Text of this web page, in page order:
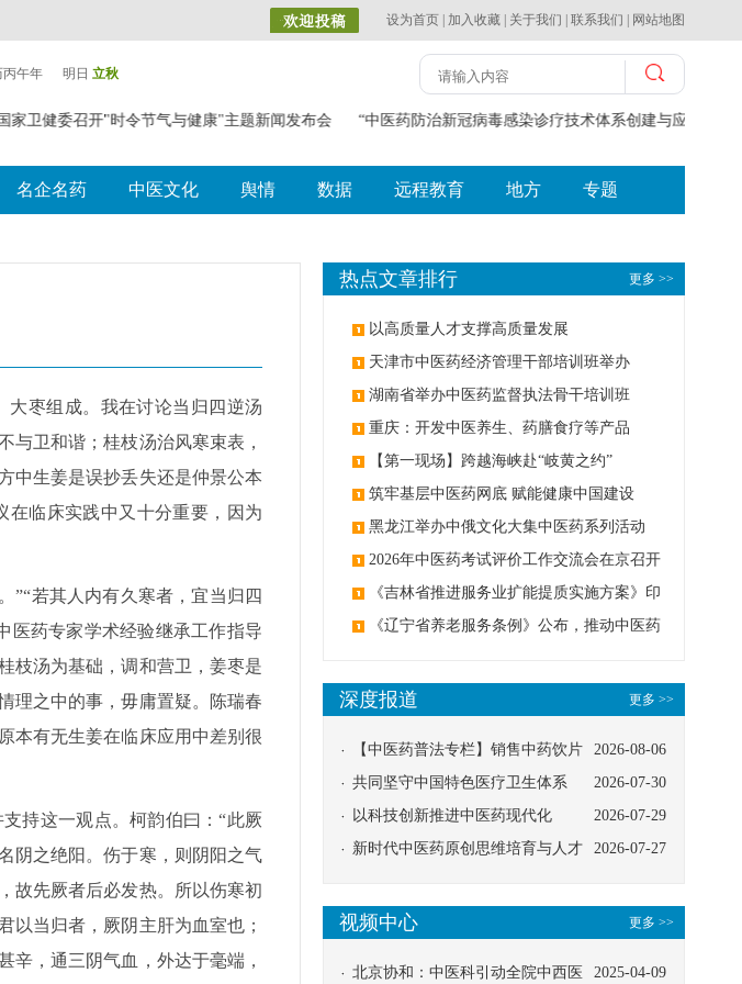
设为首页 加入收藏 关于我们 联系我们 网站地图
丙午年 明日 立秋
家卫健委召开"时令节气与健康"主题新闻发布会 “中医药防治新冠病毒感染诊疗技术体系创建与应用”获
名企名药 中医文化 舆情 数据 远程教育 地方 专题
大枣组成。我在讨论当归四逆汤
与卫和谐；桂枝汤治风寒束表，
中生姜是误抄丢失还是仲景公本
在临床实践中又十分重要，因为
”“若其人内有久寒者，宜当归四
医药专家学术经验继承工作指导
枝汤为基础，调和营卫，姜枣是
理之中的事，毋庸置疑。陈瑞春
本有无生姜在临床应用中差别很
持这一观点。柯韵伯曰：“此厥
阴之绝阳。伤于寒，则阴阳之气
故先厥者后必发热。所以伤寒初
以当归者，厥阴主肝为血室也；
辛，通三阴气血，外达于毫端，
更多 >>
热点文章排行
以高质量人才支撑高质量发展
天津市中医药经济管理干部培训班举办
湖南省举办中医药监督执法骨干培训班
重庆：开发中医养生、药膳食疗等产品
【第一现场】跨越海峡赴“岐黄之约”
筑牢基层中医药网底 赋能健康中国建设
黑龙江举办中俄文化大集中医药系列活动
2026年中医药考试评价工作交流会在京召开
《吉林省推进服务业扩能提质实施方案》印
发：创建中医类国家医学中心
《辽宁省养老服务条例》公布，推动中医药
更多 >>
深度报道
2026-08-06
【中医药普法专栏】销售中药饮片
应告知煎服方法及注意事项
2026-07-30
共同坚守中国特色医疗卫生体系
2026-07-29
以科技创新推进中医药现代化
2026-07-27
新时代中医药原创思维培育与人才
更多 >>
视频中心
2025-04-09
北京协和：中医科引动全院中西医